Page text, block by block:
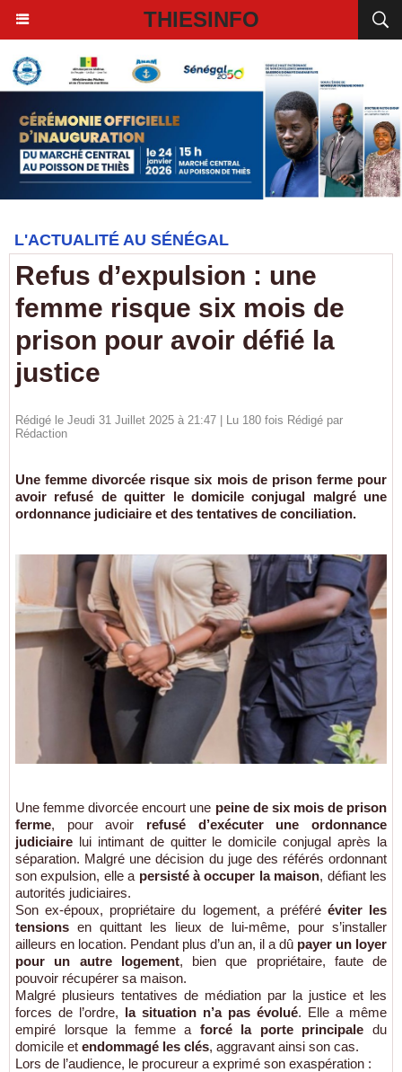
THIESINFO
L'ACTUALITÉ AU SÉNÉGAL
Refus d’expulsion : une
femme risque six mois de
prison pour avoir défié la
justice
Rédigé le Jeudi 31 Juillet 2025 à 21:47 | Lu 180 fois Rédigé par
Rédaction
Une femme divorcée risque six mois de prison ferme pour
avoir refusé de quitter le domicile conjugal malgré une
ordonnance judiciaire et des tentatives de conciliation.
Une femme divorcée encourt une peine de six mois de prison
ferme, pour avoir refusé d’exécuter une ordonnance
judiciaire lui intimant de quitter le domicile conjugal après la
séparation. Malgré une décision du juge des référés ordonnant
son expulsion, elle a persisté à occuper la maison, défiant les
autorités judiciaires.
Son ex-époux, propriétaire du logement, a préféré éviter les
tensions en quittant les lieux de lui-même, pour s’installer
ailleurs en location. Pendant plus d’un an, il a dû payer un loyer
pour un autre logement, bien que propriétaire, faute de
pouvoir récupérer sa maison.
Malgré plusieurs tentatives de médiation par la justice et les
forces de l’ordre, la situation n’a pas évolué. Elle a même
empiré lorsque la femme a forcé la porte principale du
domicile et endommagé les clés, aggravant ainsi son cas.
Lors de l’audience, le procureur a exprimé son exaspération :